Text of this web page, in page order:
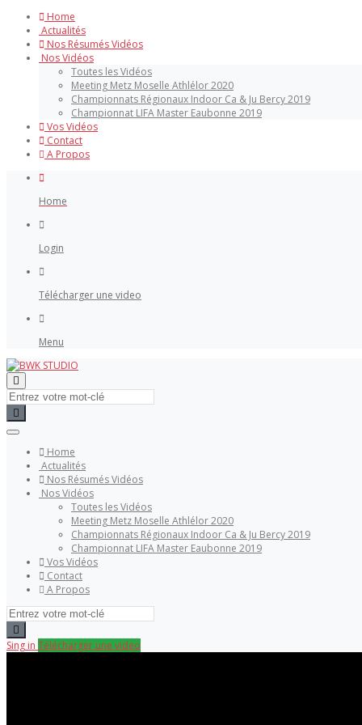
Home
Actualités
Nos Résumés Vidéos
Nos Vidéos
Toutes les Vidéos
Meeting Metz Moselle Athlélor 2020
Championnats Régionaux Indoor Ca & Ju Bercy 2019
Championnat LIFA Master Eaubonne 2019
Vos Vidéos
Contact
A Propos
Home
Login
Télécharger une video
Menu
Home
Actualités
Nos Résumés Vidéos
Nos Vidéos
Toutes les Vidéos
Meeting Metz Moselle Athlélor 2020
Championnats Régionaux Indoor Ca & Ju Bercy 2019
Championnat LIFA Master Eaubonne 2019
Vos Vidéos
Contact
A Propos
Sing in Télécharger une video